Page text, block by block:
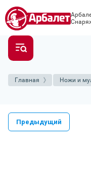
Главная Ножи и
Предыдущий